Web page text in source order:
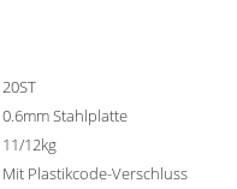
20ST
0.6mm Stahlplatte
11/12kg
Mit Plastikcode-Verschluss